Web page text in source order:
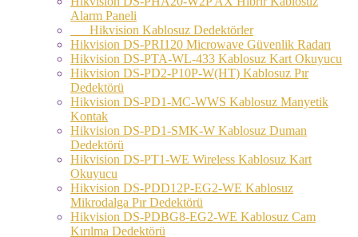
Alarm Paneli
Hikvision Kablosuz Dedektörler
Hikvision DS-PRI120 Microwave Güvenlik Radarı
Hikvision DS-PTA-WL-433 Kablosuz Kart Okuyucu
Hikvision DS-PD2-P10P-W(HT) Kablosuz Pır
Dedektörü
Hikvision DS-PD1-MC-WWS Kablosuz Manyetik
Kontak
Hikvision DS-PD1-SMK-W Kablosuz Duman
Dedektörü
Hikvision DS-PT1-WE Wireless Kablosuz Kart
Okuyucu
Hikvision DS-PDD12P-EG2-WE Kablosuz
Mikrodalga Pır Dedektörü
Hikvision DS-PDBG8-EG2-WE Kablosuz Cam
Kırılma Dedektörü